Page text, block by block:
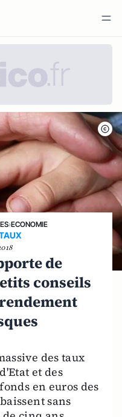
›ECONOMIE
de
conseils
des taux
et des
en euros des
sans